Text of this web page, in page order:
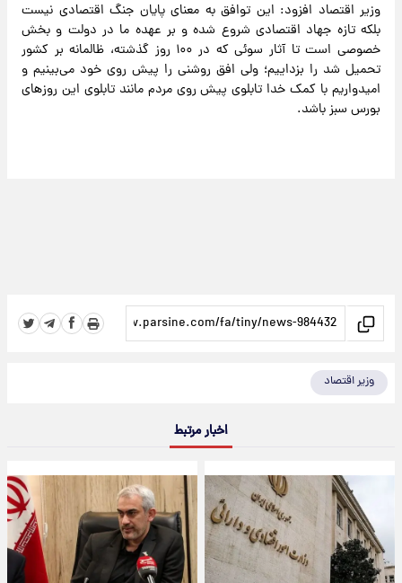
وزیر اقتصاد افزود: این توافق به معنای پایان جنگ اقتصادی نیست
بلکه تازه جهاد اقتصادی شروع شده و بر عهده ما در دولت و بخش
خصوصی است تا آثار سوئی که در ۱۰۰ روز گذشته، ظالمانه بر کشور
تحمیل شد را بزداییم؛ ولی افق روشنی را پیش روی خود می‌بینیم و
امیدواریم با کمک خدا تابلوی پیش روی مردم مانند تابلوی این روزهای
بورس سبز باشد.
وزیر اقتصاد
اخبار مرتبط